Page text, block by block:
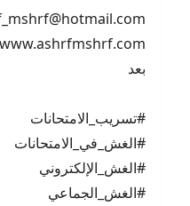
بعد
#تسريب_الامتحانات
#الغش_في_الامتحانات
#الغش_الإلكتروني
#الغش_الجماعي